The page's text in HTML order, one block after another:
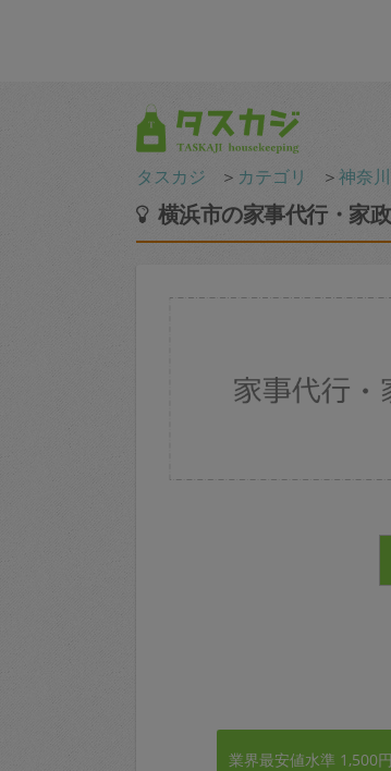
タスカジ ＞ カテゴリ ＞神奈
横浜市の家事代行・家
業界最安値水準 1,500